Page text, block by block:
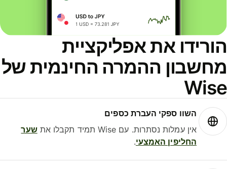
את אפליקציית
ההמרה החינמית של
השוו ספקי העברת כספים
אין עמלות נסתרות. עם Wise תמיד תקבלו את
שער
החליפין האמצעי.